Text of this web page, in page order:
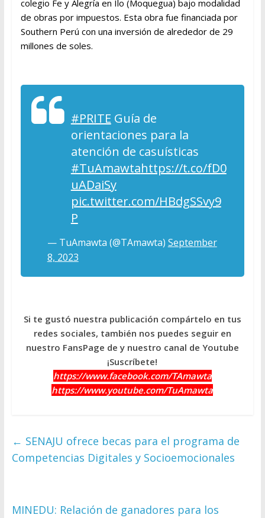
colegio Fe y Alegría en Ilo (Moquegua) bajo modalidad
de obras por impuestos. Esta obra fue financiada por
Southern Perú con una inversión de alrededor de 29
millones de soles.
#PRITE Guía de
orientaciones para la
atención de casuísticas
#TuAmawtahttps://t.co/fD0
uADaiSy
pic.twitter.com/HBdgSSvy9
P
— TuAmawta (@TAmawta) September
8, 2023
Si te gustó nuestra publicación compártelo en tus
redes sociales, también nos puedes seguir en
nuestro FansPage de y nuestro canal de Youtube
¡Suscríbete!
https://www.facebook.com/TAmawta
https://www.youtube.com/TuAmawta
← SENAJU ofrece becas para el programa de
Competencias Digitales y Socioemocionales
MINEDU: Relación de ganadores para los